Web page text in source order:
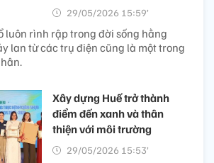
29/05/2026 15:59’
luôn rình rập trong đời sống hằng
lan từ các trụ điện cũng là một trong
Xây dựng Huế trở thành
điểm đến xanh và thân
thiện với môi trường
29/05/2026 15:53’